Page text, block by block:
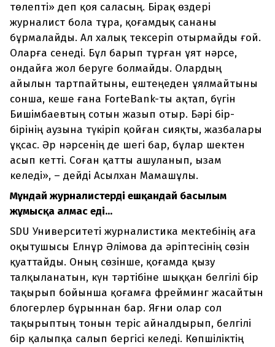
төлепті» деп қоя саласың. Бірақ өздері
журналист бола тұра, қоғамдық сананы
бұрмалайды. Ал халық тексеріп отырмайды ғой.
Оларға сенеді. Бұл барып тұрған ұят нәрсе,
ондайға жол беруге болмайды. Олардың
айылын тартпайтыны, ештеңеден ұялмайтыны
сонша, кеше ғана ForteBank-ты ақтап, бүгін
Бишімбаевтың сотын жазып отыр. Бәрі бір-
бірінің аузына түкіріп қойған сияқты, жазбалары
ұқсас. Әр нәрсенің де шегі бар, бұлар шектен
асып кетті. Соған қатты ашуланып, ызам
келеді», – дейді Асылхан Мамашұлы.
Мұндай журналистерді ешқандай басылым
жұмысқа алмас еді...
SDU Университеті журналистика мектебінің аға
оқытушысы Елнұр Әлімова да әріптесінің сөзін
қуаттайды. Оның сөзінше, қоғамда қызу
талқыланатын, күн тәртібіне шыққан белгілі бір
тақырып бойынша қоғамға фрейминг жасайтын
блогерлер бұрыннан бар. Яғни олар сол
тақырыптың тонын теріс айналдырып, белгілі
бір қалыпқа салып бергісі келеді. Көпшіліктің